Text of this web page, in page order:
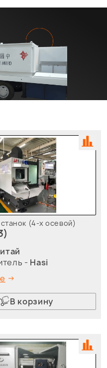
(4-х осевой)
- Hasi
В корзину